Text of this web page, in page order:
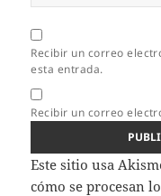
Recibir un correo
esta entrada.
Recibir un correo
Este sitio usa
cómo se procesan